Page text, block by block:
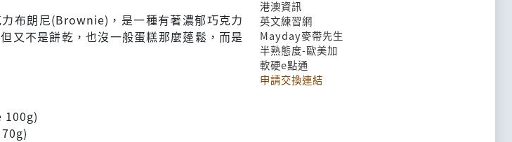
布朗尼(Brownie)，是一種有著濃郁巧克力
又不是餅乾，也沒一般蛋糕那麼蓬鬆，而是
100g)
港澳資訊
英文練習網
Mayday麥帶先生
半熟態度-歐美加
軟硬e點通
申請交換連結